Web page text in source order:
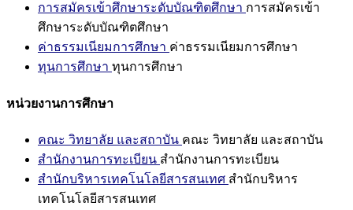
การสมัครเข้าศึกษาระดับบัณฑิตศึกษา การสมัครเข้า
ศึกษาระดับบัณฑิตศึกษา
ค่าธรรมเนียมการศึกษา ค่าธรรมเนียมการศึกษา
ทุนการศึกษา ทุนการศึกษา
หน่วยงานการศึกษา
คณะ วิทยาลัย และสถาบัน คณะ วิทยาลัย และสถาบัน
สำนักงานการทะเบียน สำนักงานการทะเบียน
สำนักบริหารเทคโนโลยีสารสนเทศ สำนักบริหาร
เทคโนโลยีสารสนเทศ